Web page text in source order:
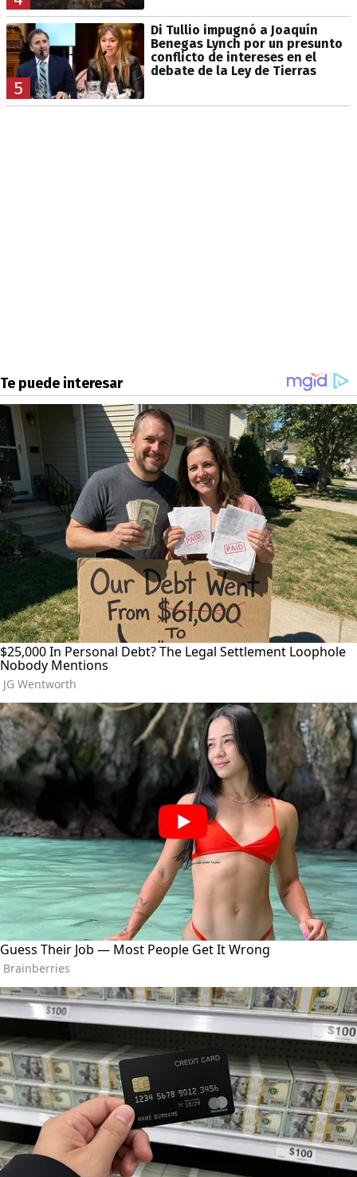
5
Di Tullio impugnó a Joaquín
Benegas Lynch por un presunto
conflicto de intereses en el
debate de la Ley de Tierras